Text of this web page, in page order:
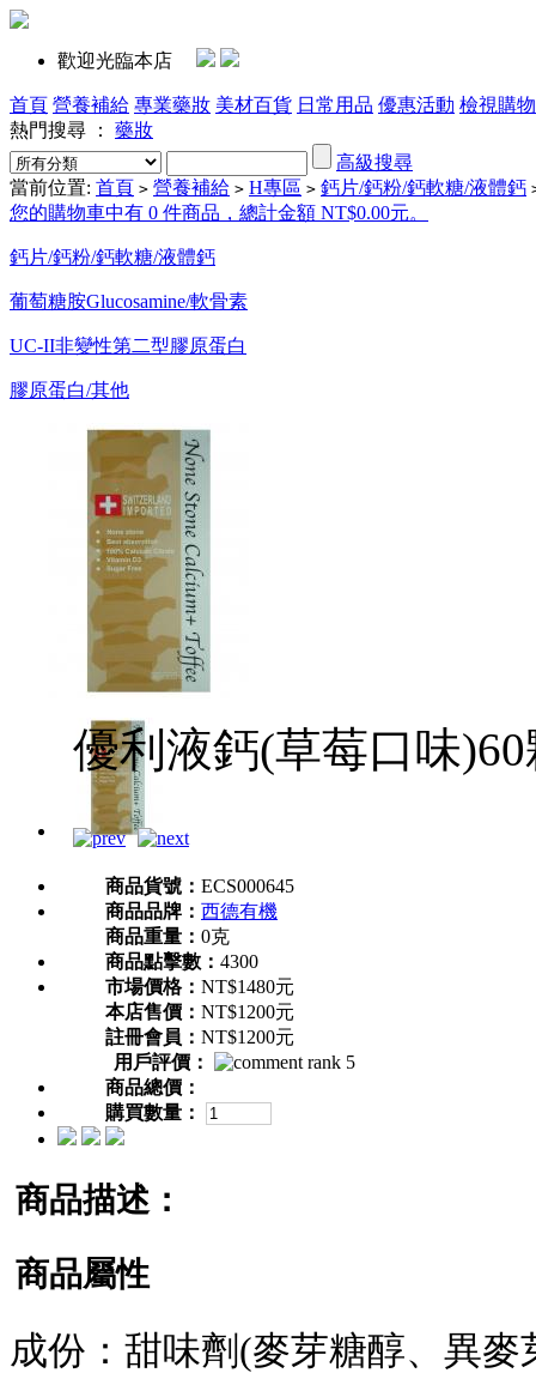
歡迎光臨本店
首頁 營養補給 專業藥妝 美材百貨 日常用品 優惠活動 檢視購
熱門搜尋 ： 藥妝
高級搜尋
當前位置: 首頁 > 營養補給 > H專區 > 鈣片/鈣粉/鈣軟糖/液體鈣
您的購物車中有 0 件商品，總計金額 NT$0.00元。
鈣片/鈣粉/鈣軟糖/液體鈣
葡萄糖胺Glucosamine/軟骨素
UC-II非變性第二型膠原蛋白
膠原蛋白/其他
優利液鈣(草莓口味)60
商品貨號： ECS000645
商品品牌： 西德有機
商品重量： 0克
商品點擊數： 4300
市場價格： NT$1480元
本店售價： NT$1200元
註冊會員： NT$1200元
用戶評價：
商品總價：
購買數量：
商品描述：
商品屬性
成份：甜味劑(麥芽糖醇、異